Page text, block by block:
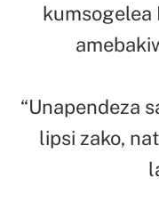
“Unapendeza
lipsi zako,